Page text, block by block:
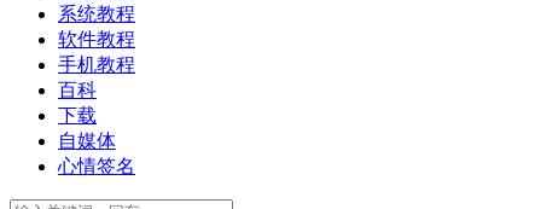
系统教程
软件教程
手机教程
百科
下载
自媒体
心情签名